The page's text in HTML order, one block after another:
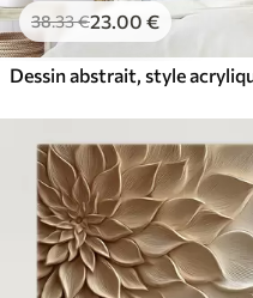
38.33€23 .00 €